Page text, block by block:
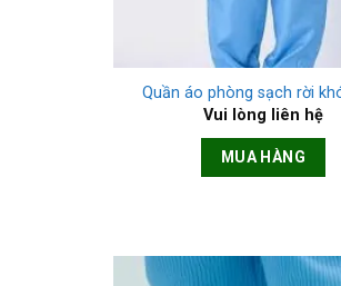
Quần áo phòng sạch rời
Vui lòng liên hệ
MUA HÀNG